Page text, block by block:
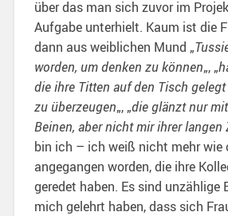
über das man sich zuvor im
Aufgabe unterhielt. Kaum ist die
dann aus weiblichen Mund „
worden, um denken zu können„, „
die ihre Titten auf den Tisch
zu überzeugen„, „die glänzt nur
Beinen, aber nicht mir ihrer langen
bin ich – ich weiß nicht mehr wie
angegangen worden, die ihre
geredet haben. Es sind unzählige
mich gelehrt haben, dass sich